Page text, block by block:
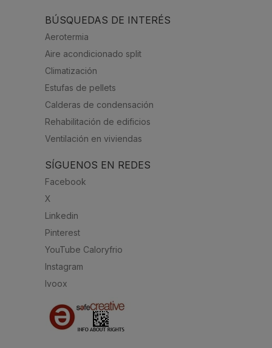
BÚSQUEDAS DE INTERÉS
Aerotermia
Aire acondicionado split
Climatización
Estufas de pellets
Calderas de condensación
Rehabilitación de edificios
Ventilación en viviendas
SÍGUENOS EN REDES
Facebook
X
Linkedin
Pinterest
YouTube Caloryfrio
Instagram
Ivoox